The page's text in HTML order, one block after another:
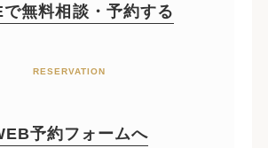
無料相談・予約する
RESERVATION
予約フォームへ